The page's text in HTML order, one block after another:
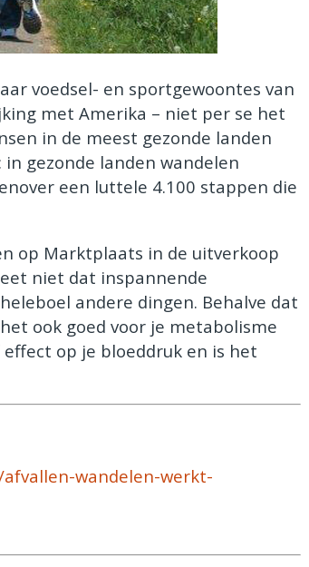
voedsel- en sportgewoontes van
met Amerika – niet per se het
in de meest gezonde landen
gezonde landen wandelen
een luttele 4.100 stappen die
op Marktplaats in de uitverkoop
niet dat inspannende
andere dingen. Behalve dat
ook goed voor je metabolisme
op je bloeddruk en is het
wandelen-werkt-